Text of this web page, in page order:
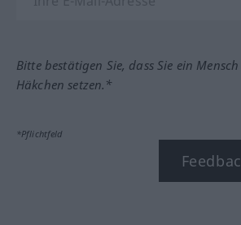
Bitte bestätigen Sie, dass Sie ein
Häkchen setzen.*
*Pflichtfeld